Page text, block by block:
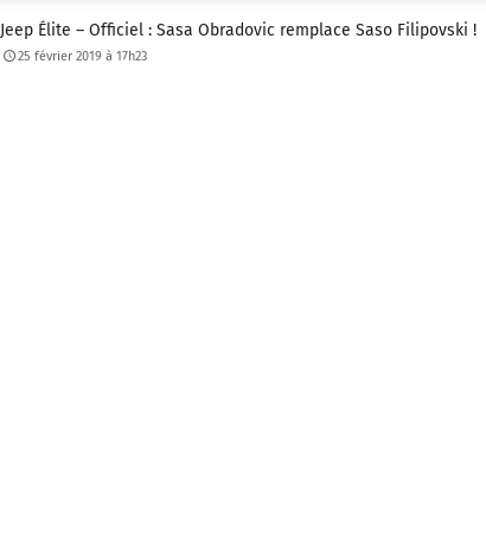
Jeep Élite – Officiel : Sasa Obradovic remplace Saso Filipovski !
25 février 2019 à 17h23